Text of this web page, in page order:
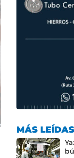
MÁS LEÍDAS